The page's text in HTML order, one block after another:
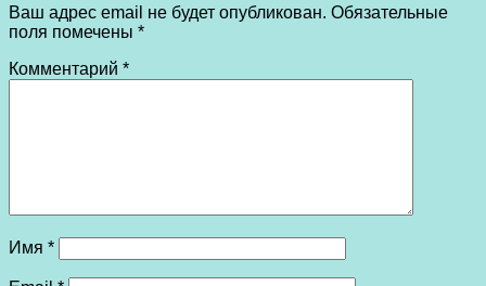
Ваш адрес email не будет опубликован. Обязательные
поля помечены *
Комментарий *
Имя *